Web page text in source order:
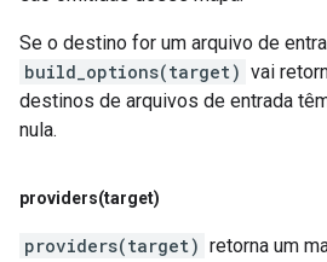
Se o destino for um arquivo de
build_options(target) vai
destinos de arquivos de entrada
nula.
providers(target)
providers(target) retorna um